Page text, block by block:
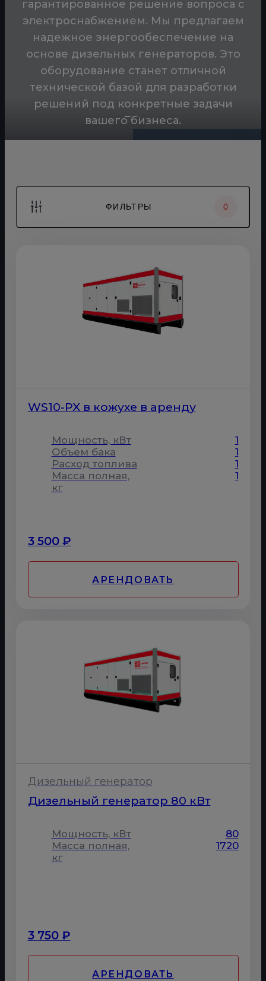
гарантированное решение вопроса с
электроснабжением. Мы предлагаем
надежное энергообеспечение на
основе дизельных генераторов. Это
оборудование станет отличной
технической базой для разработки
решений под конкретные задачи
вашего бизнеса.
Всегда рядом-офис в Москве и 5
филиалов в России и Казахстане
Всегда на связи — Диспетчерский
Сервисная служба в каждом филиале —
круглосуточная поддержка
Техническая поддержка от
сертифицированных
ФИЛЬТРЫ 0
WS10-PX в кожухе в аренду
Мощность, кВт
1
Объем бака
1
Расход топлива
1
Масса полная,
кг
1
3 500 ₽
АРЕНДОВАТЬ
Дизельный генератор
Дизельный генератор 80 кВт
Мощность, кВт
80
Масса полная,
кг
1720
3 750 ₽
АРЕНДОВАТЬ